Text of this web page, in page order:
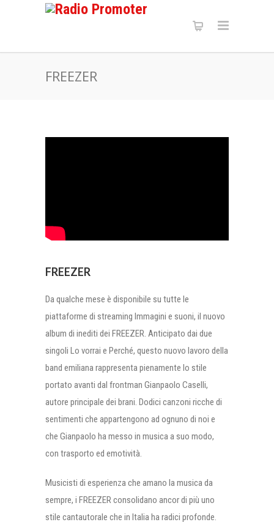
FREEZER
FREEZER
Da qualche mese è disponibile su tutte le
piattaforme di streaming Immagini e suoni, il nuovo
album di inediti dei FREEZER. Anticipato dai due
singoli Lo vorrai e Perché, questo nuovo lavoro della
band emiliana rappresenta pienamente lo stile
portato avanti dal frontman Gianpaolo Caselli,
autore principale dei brani. Dodici canzoni ricche di
sentimenti che appartengono ad ognuno di noi e
che Gianpaolo ha messo in musica a suo modo,
con trasporto ed emotività.
Musicisti di esperienza che amano la musica da
sempre, i FREEZER consolidano ancor di più uno
stile cantautorale che in Italia ha radici profonde.